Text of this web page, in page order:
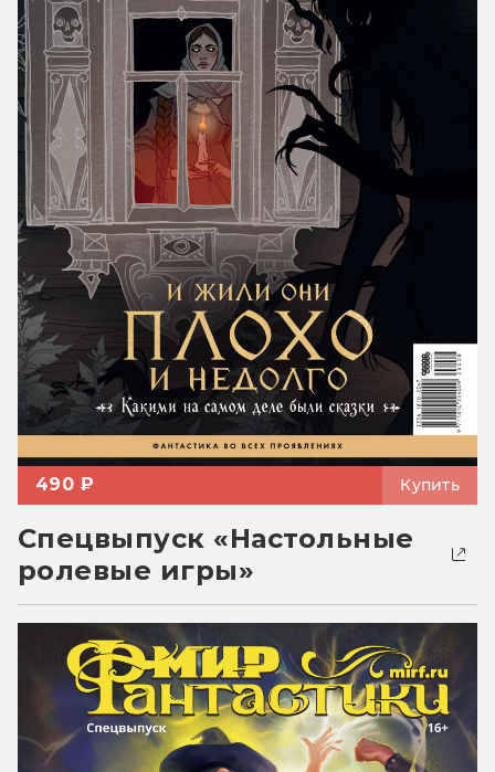
490 ₽ Купить
Спецвыпуск «Настольные
ролевые игры»